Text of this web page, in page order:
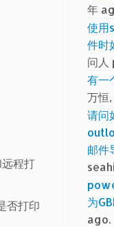
程打
否打印
年
使用
件时
问人
有一
万恒
请问
邮件
为
ago.